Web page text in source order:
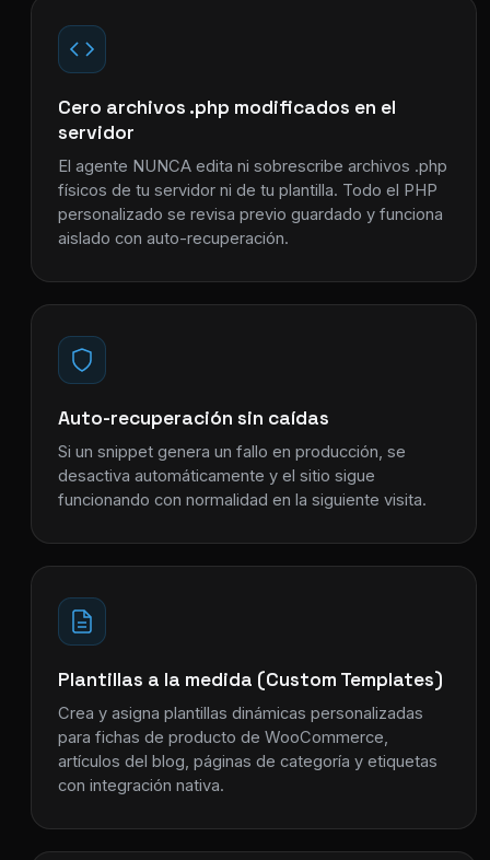
Cero archivos .php modificados en el
servidor
El agente NUNCA edita ni sobrescribe archivos .php
físicos de tu servidor ni de tu plantilla. Todo el PHP
personalizado se revisa previo guardado y funciona
aislado con auto-recuperación.
Auto-recuperación sin caídas
Si un snippet genera un fallo en producción, se
desactiva automáticamente y el sitio sigue
funcionando con normalidad en la siguiente visita.
Plantillas a la medida (Custom Templates)
Crea y asigna plantillas dinámicas personalizadas
para fichas de producto de WooCommerce,
artículos del blog, páginas de categoría y etiquetas
con integración nativa.